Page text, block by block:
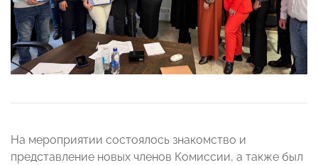
На мероприятии состоялось знакомство и
представление новых членов Комиссии, а также был